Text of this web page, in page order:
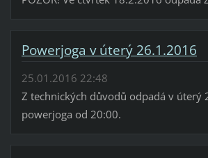
Powerjoga v úterý 26.1.2016
25.01.2016 22:48
Z technických důvodů odpadá v úterý
powerjoga od 20:00.